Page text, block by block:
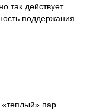
так действует
поддержания
пар